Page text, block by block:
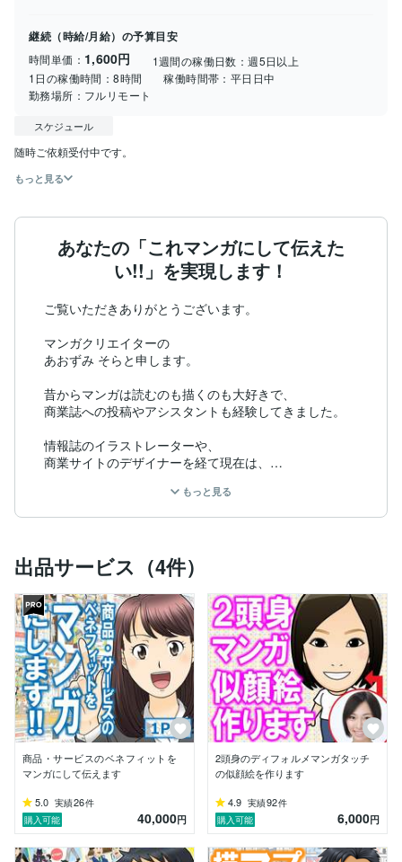
継続（時給/月給）の予算目安
時間単価： 1,600円 1週間の稼働日数：週5日以上
1日の稼働時間：8時間 稼働時間帯： 平日日中
勤務場所： フルリモート
スケジュール
もっと見る
あなたの「これマンガにして伝えた
い!!」を実現します！
ご覧いただきありがとうございます。
マンガクリエイターの
あおずみ そらと申します。
昔からマンガは読むのも描くのも大好きで、
商業誌への投稿やアシスタントも経験してきました。
情報誌のイラストレーターや、
商業サイトのデザイナーを経て現在は、
商品・サービスの魅力や詳細を伝える
広告マンガをはじめ、
問題提起発信マンガ など、
あなたが伝えたい事がターゲットに
分かりやすく伝わるマンガ制作を承っております。
そちらが制作されたシナリオや原案を基に
オリジナルのマンガ化することはもちろん、
当方でしっかりとヒアリングを行い
シナリオから制作することも可能です。
マンガのタッチも
ターゲットによって複数のタッチを
使い分けることも可能です。
これまでも、
多くの企業様から個人の方まで
様々なマンガを制作させていただきました。
もっと見る
出品サービス（4件）
商品・サービスのベネフィットを
マンガにして伝えます
5.0 実績26件
購入可能
40,000円
2頭身のディフォルメマンガタッチ
の似顔絵を作ります
4.9 実績92件
購入可能
6,000円